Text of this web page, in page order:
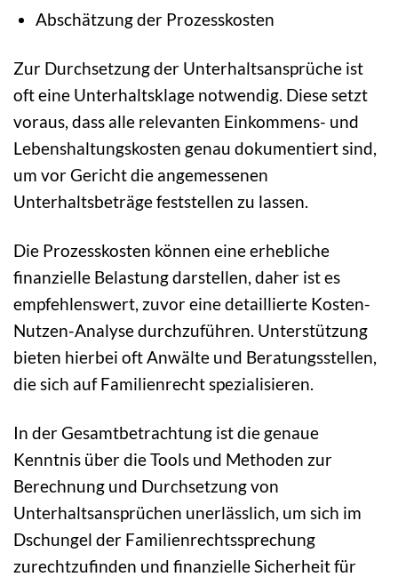
Abschätzung der Prozesskosten
Zur Durchsetzung der Unterhaltsansprüche ist
oft eine Unterhaltsklage notwendig. Diese setzt
voraus, dass alle relevanten Einkommens- und
Lebenshaltungskosten genau dokumentiert sind,
um vor Gericht die angemessenen
Unterhaltsbeträge feststellen zu lassen.
Die Prozesskosten können eine erhebliche
finanzielle Belastung darstellen, daher ist es
empfehlenswert, zuvor eine detaillierte Kosten-
Nutzen-Analyse durchzuführen. Unterstützung
bieten hierbei oft Anwälte und Beratungsstellen,
die sich auf Familienrecht spezialisieren.
In der Gesamtbetrachtung ist die genaue
Kenntnis über die Tools und Methoden zur
Berechnung und Durchsetzung von
Unterhaltsansprüchen unerlässlich, um sich im
Dschungel der Familienrechtssprechung
zurechtzufinden und finanzielle Sicherheit für